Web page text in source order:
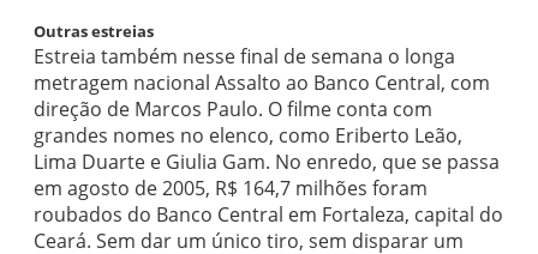
Outras estreias
Estreia também nesse final de semana o longa
metragem nacional Assalto ao Banco Central, com
direção de Marcos Paulo. O filme conta com
grandes nomes no elenco, como Eriberto Leão,
Lima Duarte e Giulia Gam. No enredo, que se passa
em agosto de 2005, R$ 164,7 milhões foram
roubados do Banco Central em Fortaleza, capital do
Ceará. Sem dar um único tiro, sem disparar um